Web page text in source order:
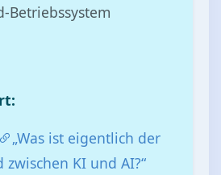
Betriebssystem
„Was ist eigentlich der
zwischen KI und AI?“